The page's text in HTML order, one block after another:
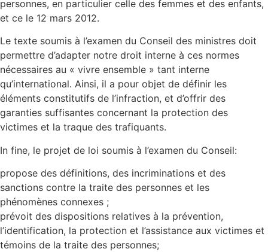
personnes, en particulier celle des femmes et des enfants,
et ce le 12 mars 2012.
Le texte soumis à l’examen du Conseil des ministres doit
permettre d’adapter notre droit interne à ces normes
nécessaires au « vivre ensemble » tant interne
qu’international. Ainsi, il a pour objet de définir les
éléments constitutifs de l’infraction, et d’offrir des
garanties suffisantes concernant la protection des
victimes et la traque des trafiquants.
In fine, le projet de loi soumis à l’examen du Conseil:
propose des définitions, des incriminations et des
sanctions contre la traite des personnes et les
phénomènes connexes ;
prévoit des dispositions relatives à la prévention,
l’identification, la protection et l’assistance aux victimes et
témoins de la traite des personnes;